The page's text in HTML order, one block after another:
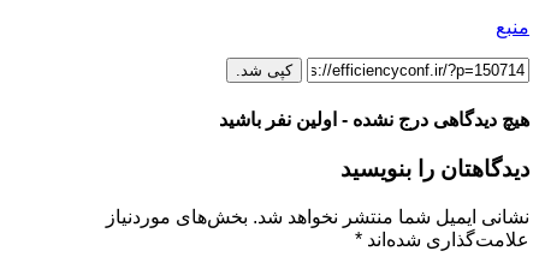
منبع
کپی شد.
هیچ دیدگاهی درج نشده - اولین نفر باشید
دیدگاهتان را بنویسید
نشانی ایمیل شما منتشر نخواهد شد. بخش‌های موردنیاز
علامت‌گذاری شده‌اند *